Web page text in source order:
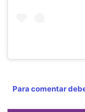
Para comentar